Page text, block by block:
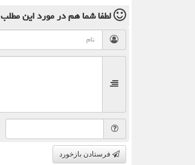
لطفا شما همدر مورد این مطلب
فرستادن بازخورد